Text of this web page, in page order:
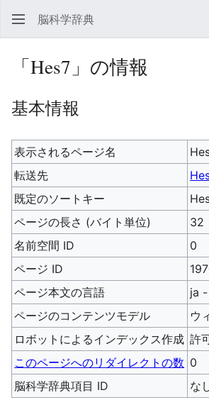
脳科学辞典
「Hes7」の情報
基本情報
表示されるページ名
転送先
既定のソートキー
ページの長さ (バイト単位)
32
名前空間 ID
0
ページ ID
ページ本文の言語
ja
ページのコンテンツモデル
ウ
ロボットによるインデックス作成 許
このページへのリダイレクトの数 0
脳科学辞典項目 ID
な